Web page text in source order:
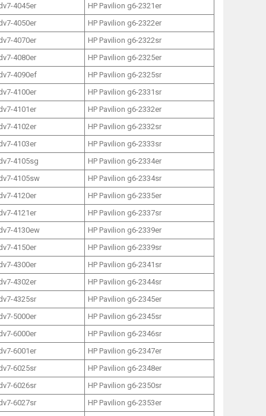
4045er
HP Pavilion g6-2321er
4050er
HP Pavilion g6-2322er
4070er
HP Pavilion g6-2322sr
4080er
HP Pavilion g6-2325er
4090ef
HP Pavilion g6-2325sr
4100er
HP Pavilion g6-2331sr
4101er
HP Pavilion g6-2332er
4102er
HP Pavilion g6-2332sr
4103er
HP Pavilion g6-2333sr
4105sg
HP Pavilion g6-2334er
4105sw
HP Pavilion g6-2334sr
4120er
HP Pavilion g6-2335er
4121er
HP Pavilion g6-2337sr
4130ew
HP Pavilion g6-2339er
4150er
HP Pavilion g6-2339sr
4300er
HP Pavilion g6-2341sr
4302er
HP Pavilion g6-2344sr
4325sr
HP Pavilion g6-2345er
5000er
HP Pavilion g6-2345sr
6000er
HP Pavilion g6-2346sr
6001er
HP Pavilion g6-2347er
6025sr
HP Pavilion g6-2348er
6026sr
HP Pavilion g6-2350sr
6027sr
HP Pavilion g6-2353er